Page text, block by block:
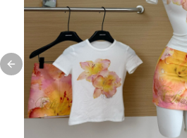
Previous slide